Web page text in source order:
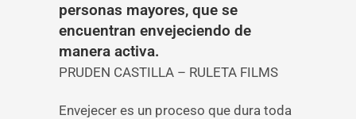
personas mayores, que se
encuentran envejeciendo de
manera activa.
PRUDEN CASTILLA – RULETA FILMS
Envejecer es un proceso que dura toda